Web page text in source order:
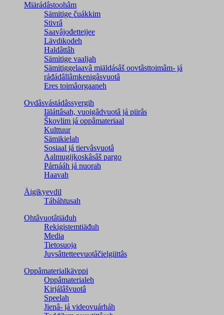
Miärádâstoohâm
Sämitige čuákkim
Stivrâ
Saavâjođetteijee
Lävdikodeh
Haldâttâh
Sämitige vaaljah
Sämitiggelaavâ miäldásâš oovtâsttoimâm- já
ráđádâllâmkenigâsvuotâ
Eres toimâorgaaneh
Ovdâsvástádâssyergih
Iäláttâsah, vuoigâdvuotâ já piirâs
Škovlim já oppâmateriaal
Kulttuur
Sämikielah
Sosiaal já tiervâsvuotâ
Aalmugijkoskâsâš pargo
Párnááh já nuorah
Haavah
Äigikyevdil
Tábáhtusah
Ohtâvuotâtiäđuh
Rekigistemtiäđuh
Media
Tietosuoja
Juvsâttetteevuotâčielgiittâs
Oppâmaterialkävppi
Oppâmaterialeh
Kirjálâšvuotâ
Speelah
Jienâ- já videovuárháh